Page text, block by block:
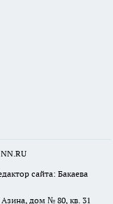
сайта: Бакаева
Азина, дом № 80, кв. 31